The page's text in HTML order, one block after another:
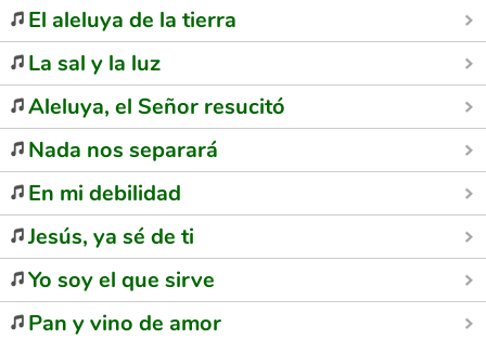
El aleluya de la tierra
La sal y la luz
Aleluya, el Señor resucitó
Nada nos separará
En mi debilidad
Jesús, ya sé de ti
Yo soy el que sirve
Pan y vino de amor